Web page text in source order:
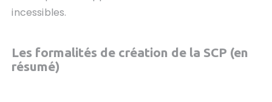
incessibles.
Les formalités de création de la SCP (en
résumé)